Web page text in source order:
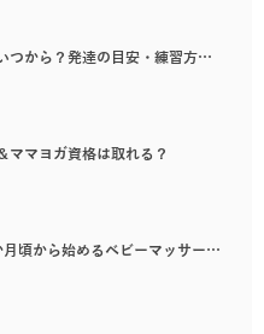
つから？発達の目安・練習方…
ママヨガ資格は取れる？
頃から始めるベビーマッサー…